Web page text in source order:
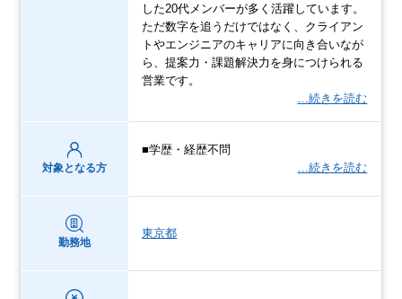
した20代メンバーが多く活躍しています。
ただ数字を追うだけではなく、クライアン
トやエンジニアのキャリアに向き合いなが
ら、提案力・課題解決力を身につけられる
営業です。
…続きを読む
対象となる方
■学歴・経歴不問
…続きを読む
勤務地
東京都